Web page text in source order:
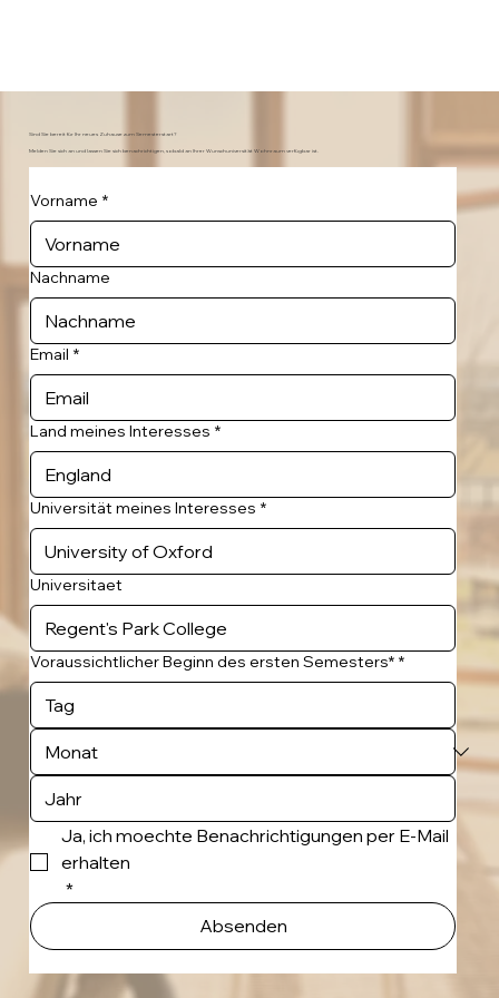
Sind Sie bereit für Ihr neues Zuhause zum Semesterstart?
Melden Sie sich an und lassen Sie sich benachrichtigen, sobald an Ihrer Wunschuniversität Wohnraum verfügbar ist.
Vorname *
Nachname
Email *
Land meines Interesses *
Universität meines Interesses *
Universitaet
Voraussichtlicher Beginn des ersten Semesters* *
Ja, ich moechte Benachrichtigungen per E-Mail
erhalten
*
Absenden